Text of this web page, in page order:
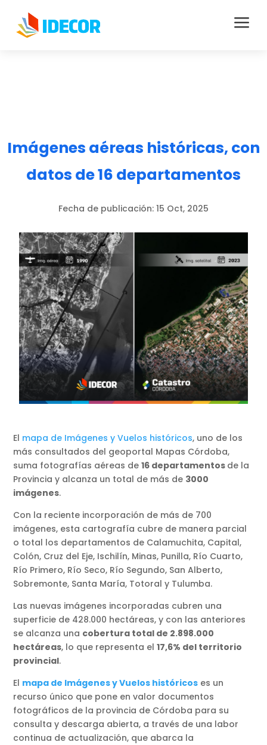
a
Imágenes aéreas históricas, con
datos de 16 departamentos
Fecha de publicación: 15 Oct, 2025
El mapa de Imágenes y Vuelos históricos, uno de los
más consultados del geoportal Mapas Córdoba,
suma fotografías aéreas de16 departamentos de la
Provincia y alcanza un total de más de 3000
imágenes.
Con la reciente incorporación de más de 700
imágenes, esta cartografía cubre de manera parcial
o total los departamentos de Calamuchita, Capital,
Colón, Cruz del Eje, Ischilín, Minas, Punilla, Río Cuarto,
Río Primero, Río Seco, Río Segundo, San Alberto,
Sobremonte, Santa María, Totoral y Tulumba.
Las nuevas imágenes incorporadas cubren una
superficie de 428.000 hectáreas, y con las anteriores
se alcanza una cobertura total de 2.898.000
hectáreas, lo que representa el17,6% del territorio
provincial.
El mapa de Imágenes y Vuelos históricos es un
recurso único que pone en valor documentos
fotográficos de la provincia de Córdoba para su
consulta y descarga abierta, a través de una labor
continua de actualización, que abarca la